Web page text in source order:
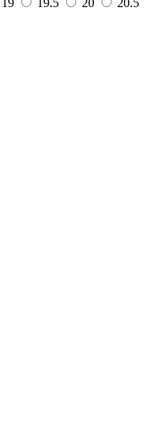
19 19.5 20
20.5